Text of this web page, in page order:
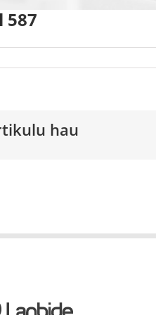
587
hau